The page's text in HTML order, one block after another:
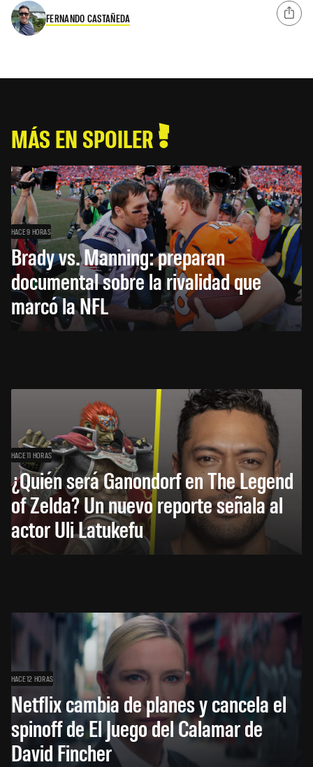
FERNANDO CASTAÑEDA
MÁS EN SPOILER
HACE 9 HORAS
Brady vs. Manning: preparan
documental sobre la rivalidad que
marcó la NFL
HACE 11 HORAS
¿Quién será Ganondorf en The Legend
of Zelda? Un nuevo reporte señala al
actor Uli Latukefu
HACE 12 HORAS
Netflix cambia de planes y cancela el
spinoff de El Juego del Calamar de
David Fincher